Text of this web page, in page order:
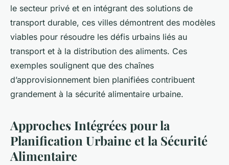
le secteur privé et en intégrant des solutions de
transport durable, ces villes démontrent des modèles
viables pour résoudre les défis urbains liés au
transport et à la distribution des aliments. Ces
exemples soulignent que des chaînes
d’approvisionnement bien planifiées contribuent
grandement à la sécurité alimentaire urbaine.
Approches Intégrées pour la
Planification Urbaine et la Sécurité
Alimentaire